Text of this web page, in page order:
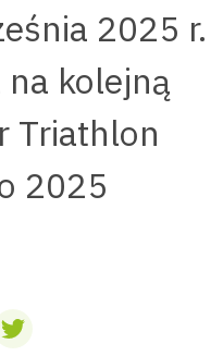
2025 r.
na kolejną
Triathlon
2025